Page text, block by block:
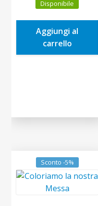
originale
era:
4,90€.
è:
Disponibile
Aggiungi al
carrello
Sconto -5%